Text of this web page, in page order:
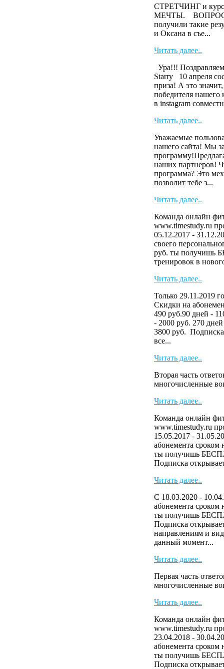
СТРЕТЧИНГ и
МЕЧТЫ. ВОПРОС?
получили такие
и Оксана в съе...
Читать далее..
Ура!!!
Starry 10 апреля
приза! А это
победителя нашего
в instagram
Читать далее..
Уважаемые
нашего сайта! Мы
наших партнеров!
программа? Это
позволит тебе з...
Читать далее..
Команда онлайн
www.timestudy.ru
05.12.2017 -
своего
руб. ты получишь
тренировок в
Читать далее..
Только 29.11.2019
Скидки на
490 руб.90 дней -
- 2000 руб. 270
3800 руб.
все...
Читать далее..
Вторая часть
многочисленные
Читать далее..
Команда онлайн
www.timestudy.ru
15.05.2017 -
абонемента сроком
ты получишь
Подписка
Читать далее..
С 18.03.2020 -
абонемента сроком
ты получишь
Подписка
направлениям и
данный момент...
Читать далее..
Первая часть
многочисленные
Читать далее..
Команда онлайн
www.timestudy.ru
23.04.2018 -
абонемента сроком
ты получишь
Подписка